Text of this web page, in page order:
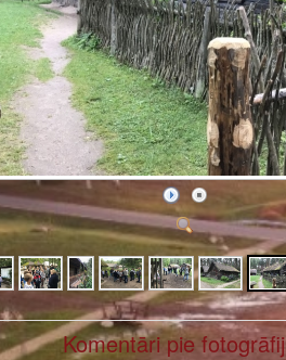
Komentāri pie